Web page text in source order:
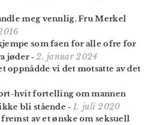
meg vennlig. Fru Merkel
som faen for alle ofre for
jøder- 2. januar 2024
oppnådde vi det motsatte av det
hvit fortelling om mannen
bli stående - 1. juli 2020
av et ønske om seksuell